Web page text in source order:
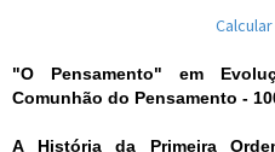
"O Pensamento" em
Comunhão do Pensamento -
A História da Primeira